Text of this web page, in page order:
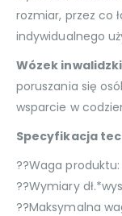
rozmiar, przez co
indywidualnego
Wózek
poruszania się
wsparcie w
Specyfikacja
??Waga produktu:
??Wymiary
??Maksymalna